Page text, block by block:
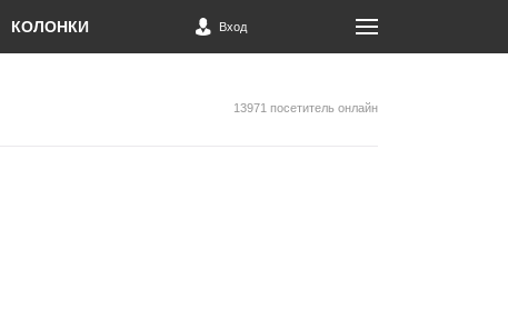
КОЛОНКИ Вход
13971 посетитель онлайн